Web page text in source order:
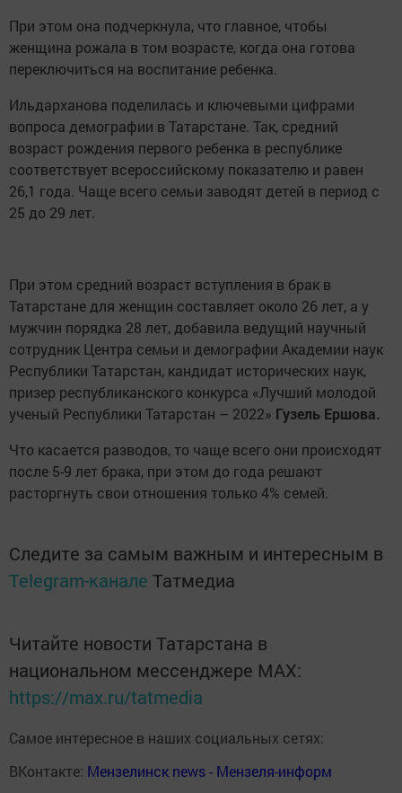
При этом она подчеркнула, что главное, чтобы
женщина рожала в том возрасте, когда она готова
переключиться на воспитание ребенка.
Ильдарханова поделилась и ключевыми цифрами
вопроса демографии в Татарстане. Так, средний
возраст рождения первого ребенка в республике
соответствует всероссийскому показателю и равен
26,1 года. Чаще всего семьи заводят детей в период с
25 до 29 лет.
При этом средний возраст вступления в брак в
Татарстане для женщин составляет около 26 лет, а у
мужчин порядка 28 лет, добавила ведущий научный
сотрудник Центра семьи и демографии Академии наук
Республики Татарстан, кандидат исторических наук,
призер республиканского конкурса «Лучший молодой
ученый Республики Татарстан – 2022» Гузель Ершова.
Что касается разводов, то чаще всего они происходят
после 5-9 лет брака, при этом до года решают
расторгнуть свои отношения только 4% семей.
Следите за самым важным и интересным в
Telegram-канале Татмедиа
Читайте новости Татарстана в
национальном мессенджере MАХ:
https://max.ru/tatmedia
Самое интересное в наших социальных сетях:
ВКонтакте: Мензелинск news - Мензеля-информ